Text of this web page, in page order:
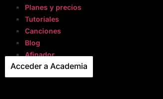
Planes y precios
Tutoriales
Canciones
Blog
Afinador
Acceder a Academia